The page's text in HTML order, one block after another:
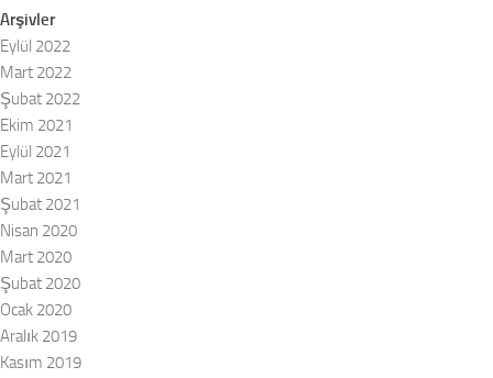
Arşivler
Eylül 2022
Mart 2022
Şubat 2022
Ekim 2021
Eylül 2021
Mart 2021
Şubat 2021
Nisan 2020
Mart 2020
Şubat 2020
Ocak 2020
Aralık 2019
Kasım 2019